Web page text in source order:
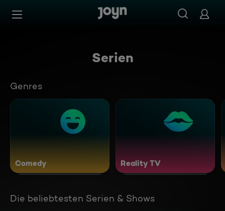
Zum Inhalt springen
Serien
Genres
Comedy Reality TV
Die beliebtesten Serien & Shows